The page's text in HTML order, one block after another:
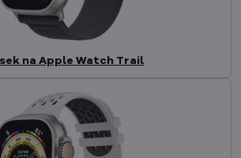
na Apple Watch Trail